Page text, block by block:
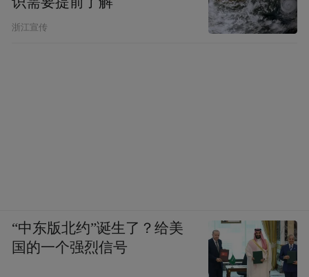
浙江宣传
“中东版北约”诞生了？给美
国的一个强烈信号